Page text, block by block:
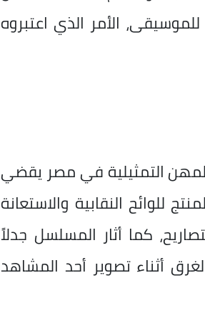
الأمر الذي اعتبروه
التمثيلية في مصر يقضي
للوائح النقابية والاستعانة
كما أثار المسلسل جدلاً
أثناء تصوير أحد المشاهد